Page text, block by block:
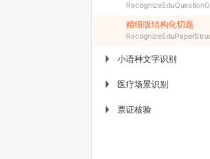
精细版结构化切题
▶ 小语种文字识别
▶ 医疗场景识别
▶ 票证核验